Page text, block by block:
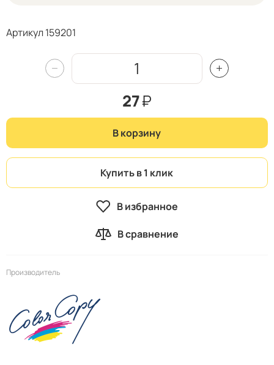
Артикул 159201
27₽
В корзину
Купить в 1 клик
В избранное
В сравнение
Производитель